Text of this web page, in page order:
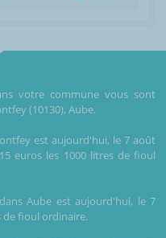
votre commune vous sont
(10130), Aube.
est aujourd'hui, le 7 août
euros les 1000 litres de fioul
Aube est aujourd'hui, le 7
de fioul ordinaire.